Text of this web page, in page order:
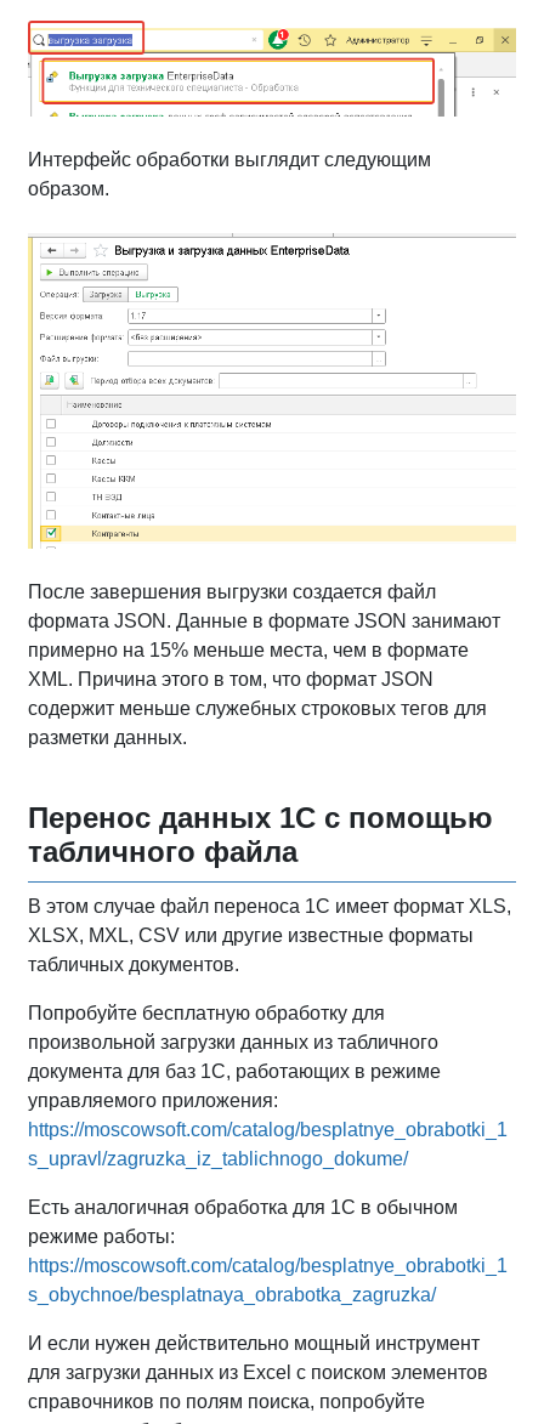
Интерфейс обработки выглядит следующим
образом.
После завершения выгрузки создается файл
формата JSON. Данные в формате JSON занимают
примерно на 15% меньше места, чем в формате
XML. Причина этого в том, что формат JSON
содержит меньше служебных строковых тегов для
разметки данных.
Перенос данных 1С с помощью
табличного файла
В этом случае файл переноса 1С имеет формат XLS,
XLSX, MXL, CSV или другие известные форматы
табличных документов.
Попробуйте бесплатную обработку для
произвольной загрузки данных из табличного
документа для баз 1С, работающих в режиме
управляемого приложения:
https://moscowsoft.com/catalog/besplatnye_obrabotki_1
s_upravl/zagruzka_iz_tablichnogo_dokume/
Есть аналогичная обработка для 1С в обычном
режиме работы:
https://moscowsoft.com/catalog/besplatnye_obrabotki_1
s_obychnoe/besplatnaya_obrabotka_zagruzka/
И если нужен действительно мощный инструмент
для загрузки данных из Excel с поиском элементов
справочников по полям поиска, попробуйте